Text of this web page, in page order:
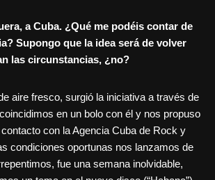
a Cuba. ¿Qué me podéis contar de
Supongo que la idea será de volver
las circunstancias, ¿no?
aire fresco, surgió la iniciativa a través de
en un bolo con él y nos propuso
con la Agencia Cuba de Rock y
condiciones oportunas nos lanzamos de
fue una semana inolvidable,